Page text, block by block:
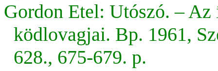
Gordon Etel: Utószó. –
ködlovagjai. Bp. 1961,
628., 675-679. p.